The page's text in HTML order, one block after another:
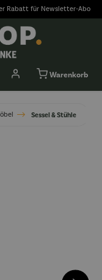
Rabatt für Newsletter-Abo
Warenkorb
Sessel & Stühle